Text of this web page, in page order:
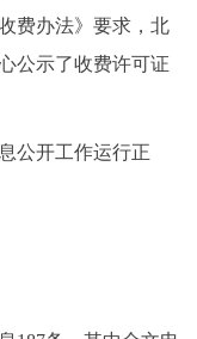
日本語
РУССКИЙ ЯЗЫК
费办法》要求，北
公示了收费许可证
公开工作运行正